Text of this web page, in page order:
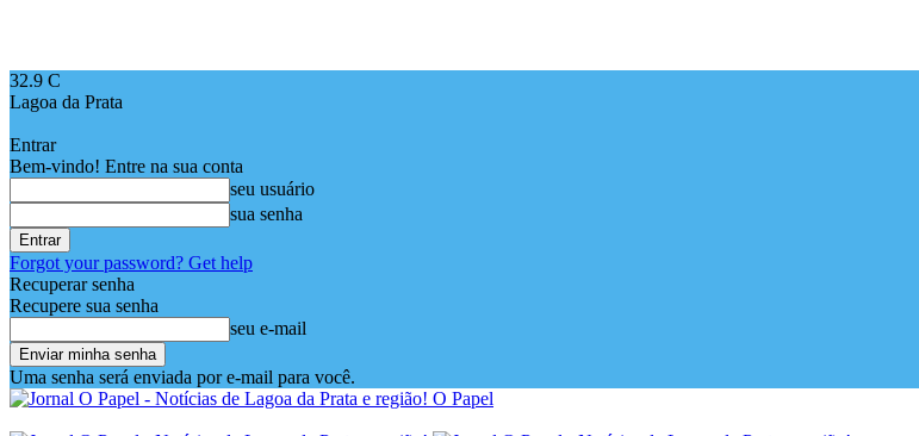
32.9 C
Lagoa da Prata
Entrar
Bem-vindo! Entre na sua conta
seu usuário
sua senha
Forgot your password? Get help
Recuperar senha
Recupere sua senha
seu e-mail
Uma senha será enviada por e-mail para você.
O Papel